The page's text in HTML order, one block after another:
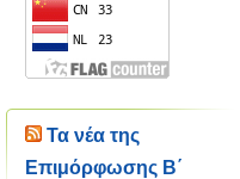
Τα νέα της
Επιμόρφωσης Β΄